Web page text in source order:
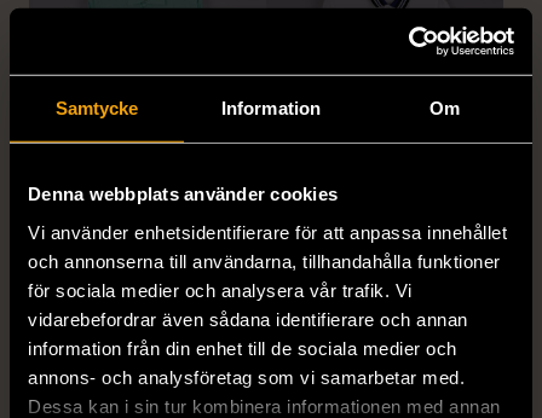
Samtycke Information Om
Denna webbplats använder cookies
Vi använder enhetsidentifierare för att anpassa innehållet
och annonserna till användarna, tillhandahålla funktioner
för sociala medier och analysera vår trafik. Vi
vidarebefordrar även sådana identifierare och annan
information från din enhet till de sociala medier och
annons- och analysföretag som vi samarbetar med.
Dessa kan i sin tur kombinera informationen med annan
1/5
STENSTRÖMS
Stenströms skjorta turkos
L (50) Gott skick
259 kr
BOSS
BOSS vit pikétröja
Mycket gott skick
279 kr